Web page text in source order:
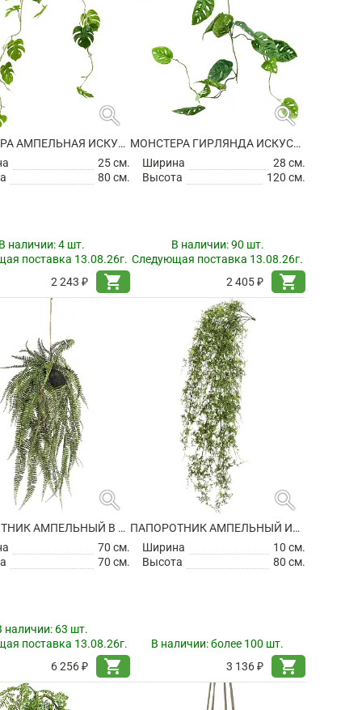
search
МОНСТЕРА АМПЕЛЬНАЯ ИСКУССТВЕННАЯ
25 см.
80 см.
наличии:4 шт.
поставка 13.08.26г.
2 243 ₽
shopping_cart
search
МОНСТЕРА ГИРЛЯНДА ИСКУССТВЕННАЯ
Ширина
28 см.
Высота
120 см.
В наличии:90 шт.
Следующая поставка 13.08.26г.
2 405 ₽
shopping_cart
search
ПАПОРОТНИК АМПЕЛЬНЫЙ В ПОДВЕСНОМ ГОРШКЕ ИСКУССТВЕННЫЙ
70 см.
70 см.
наличии: 63 шт.
поставка 13.08.26г.
6 256 ₽
shopping_cart
search
ПАПОРОТНИК АМПЕЛЬНЫЙ ИСКУССТВЕННЫЙ
Ширина
10 см.
Высота
80 см.
В наличии:более 100 шт.
3 136 ₽
shopping_cart